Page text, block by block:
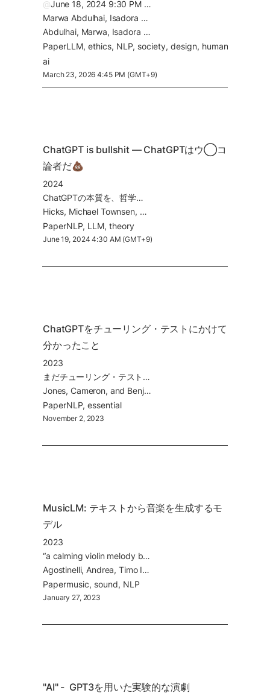
@June 18, 2024 9:30 PM (GMT+2)
Marwa Abdulhai, Isadora White, Yanming Wan, Ibrahim Qureshi, Joel Leibo, Max Kleiman-Weiner, Natasha Jaques
Abdulhai, Marwa, Isadora White, Yanming Wan, Ibrahim Qureshi, Joel Leibo, Max Kleiman-Weiner, and Natasha Jaques. 2026. "How LLMs Distort Our Written Language." arXiv preprint arXiv:2603.18161.
PaperLLM ethics NLP society design human-
ai
March 23, 2026 4:45 PM (GMT+9)
ChatGPT is bullshit — ChatGPTはウ◯コ
論者だ💩
2024
ChatGPTの本質を、哲学者のフランクファートが提唱した概念、「ブルシット=ウンコな議論」を通して捉え直す
Hicks, Michael Townsen, James Humphries, and Joe Slater. 2024. “ChatGPT Is Bullshit.”
PaperNLP LLM theory
June 19, 2024 4:30 AM (GMT+9)
ChatGPTをチューリング・テストにかけて
分かったこと
2023
まだチューリング・テストをクリアしているとは言えなそう… 今、テストを実施する意味とは?
Jones, Cameron, and Benjamin Bergen. 2023. “Does GPT-4 Pass the Turing Test?”
PaperNLP essential
November 2, 2023
MusicLM: テキストから音楽を生成するモ
デル
2023
“a calming violin melody backed by a distorted guitar riff” といったテキストから音楽がサウンドファイルとして生成される. Stable Diffusionの音楽版
Agostinelli, Andrea, Timo I. Denk, Zalán Borsos, Jesse Engel, Mauro Verzetti, Antoine Caillon, Qingqing Huang, et al. 2023. “MusicLM: Generating Music From Text.”
Papermusic sound NLP
January 27, 2023
"AI" -  GPT3を用いた実験的な演劇